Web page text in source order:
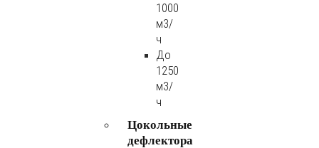
1000
м3/
ч
До
1250
м3/
ч
Цокольные
дефлектора